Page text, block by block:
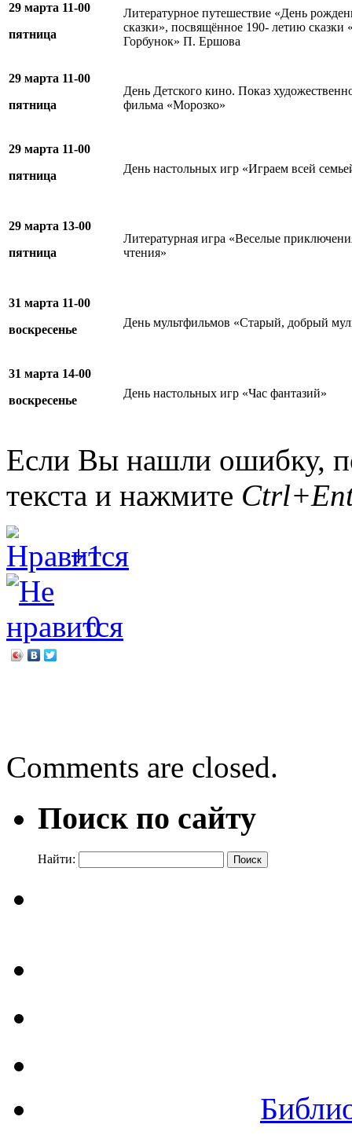
29 марта 11-00
пятница
Литературное путешествие «День
сказки», посвящённое 190- летию сказки
Горбунок» П. Ершова
29 марта 11-00
пятница
День Детского кино. Показ
фильма «Морозко»
29 марта 11-00
пятница
День настольных игр «Играем всей
29 марта 13-00
пятница
Литературная игра «Веселые
чтения»
31 марта 11-00
воскресенье
День мультфильмов «Старый, добрый
31 марта 14-00
воскресенье
День настольных игр «Час фантазий»
Если Вы нашли ошибку,
текста и нажмите
+1
0
Comments are closed.
Поиск по сайту
Найти: